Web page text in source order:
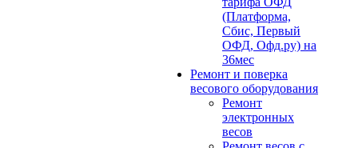
(Платформа,
Сбис, Первый
ОФД, Офд.ру) на
36мес
Ремонт и поверка
весового оборудования
Ремонт
электронных
весов